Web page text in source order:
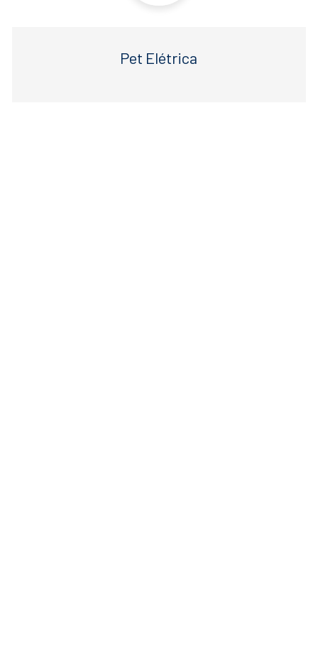
Pet Elétrica